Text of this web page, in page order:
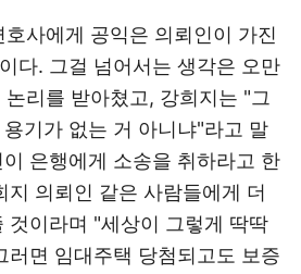
사에게 공익은 의뢰인이 가진
다. 그걸 넘어서는 생각은 오만
리를 받아쳤고, 강희지는 "그
기가 없는 거 아니냐"라고 말
은행에게 소송을 취하라고 한
지 의뢰인 같은 사람들에게 더
것이라며 "세상이 그렇게 딱딱
러면 임대주택 당첨되고도 보증